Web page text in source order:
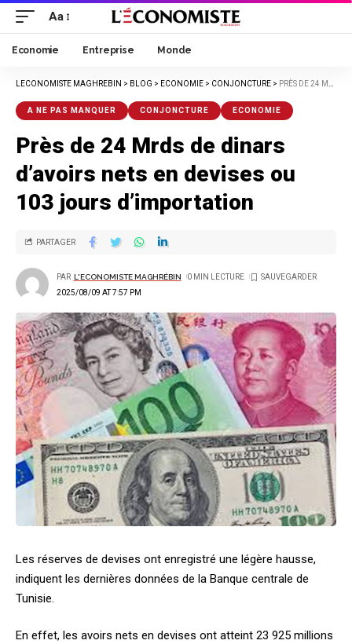
Aa
Economie Entreprise Monde
LECONOMISTE MAGHREBIN > BLOG > ECONOMIE > CONJONCTURE > PRÈS DE 24 MRDS DE DINARS D’AVOIRS NETS EN DEVISES OU 103 JOURS D’IMPORTATION
A NE PAS MANQUER CONJONCTURE ECONOMIE
Près de 24 Mrds de dinars
d’avoirs nets en devises ou
103 jours d’importation
2025/08/09 AT 7:57 PM
PAR L'ECONOMISTE MAGHRÉBIN 0 MIN LECTURE
PARTAGER
Les réserves de devises ont enregistré une légère hausse,
indiquent les dernières données de la Banque centrale de
Tunisie.
En effet, les avoirs nets en devises ont atteint 23 925 millions